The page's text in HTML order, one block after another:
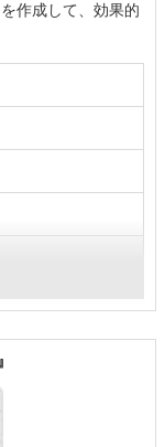
作成して、効果的